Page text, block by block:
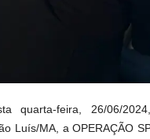
quarta-feira, 26/06/
Luís/MA, a OPERAÇÃO